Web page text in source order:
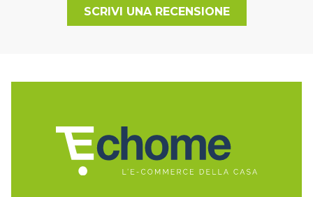
SCRIVI UNA RECENSIONE